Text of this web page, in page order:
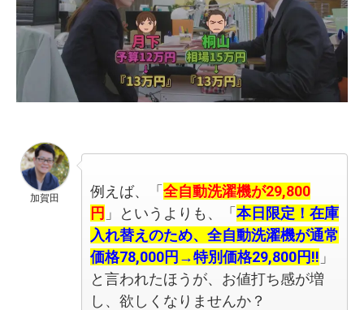
加賀田 例えば、「全自動洗濯機が29,800
円 」というよりも、「本日限定！在庫
入れ替えのため、全自動洗濯機が通常
価格78,000円→特別価格29,800円!! 」
と言われたほうが、お値打ち感が増
し、欲しくなりませんか？